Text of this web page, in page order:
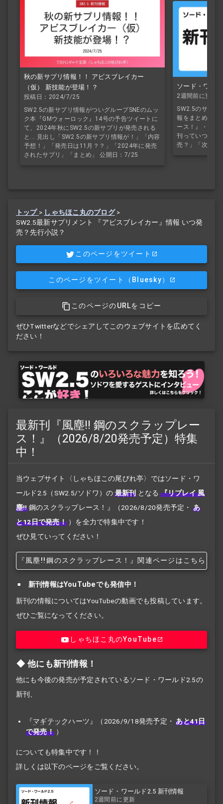
秋の新サプリ情報！！ アビスブレイカー
（仮） 新技能が登場！？
投稿日：2024/7/25
SW2.5の新サプリ情報がついグループSNEのムッ
ク本『GMウォーロック』14号の予告ツイートに
て、2024年秋にSW2.5の新サプリが発売される
と... 見出し「SW2.5の新サプリ情報が！」「内容
予想！」「発売日は11月？？」「2024年に発売
されたサプリ」「まとめ」 公開日：7/25
ソード・ワー
2週間前に更新
SW2.5のサプリ
報をまとめてい
ース！』・『マ
刊っていつ出る
売？」「次のサ
トップ > しゃちほこ丸のブログ>
SW2.5最新サプリメント 『アビスブレイカー』情報 いつ発
売？先行小説？
このページをツイート
このページをツイート （Bluesky）
このページのURLをコピー
ぜひTwitterなどでシェアしてこのウェブサイトを広めてく
ださい！
最新刊『風塵!! 鋼のスクラップレー
ス！』（2026/8/20発売予定）特集
中！
当ウェブサイト〈しゃちほこの尾びれ亭〉ではソード・ワ
ールド2.5（SW2.5/ソドワ）の 最新刊 となる 『リプレイ 風
塵!! 鋼のスクラップレース！』 （2026/8/20発売予定・ あ
と12日で発売！ ）を全力で特集中です！
ぜひ見ていってください！
『風塵!! 鋼のスクラップレース！』関連ページはこちら
新刊情報はYouTubeでも発信中！
新刊の情報についてはYouTubeの動画でも投稿しています。
ぜひご覧になってください。
しゃちほこ丸のYouTube
他にも新刊情報！
他にも今後の発売が予定されているソード・ワールド2.5の
新刊、
『マギテックハーツ』（2026/9/18発売予定・ あと41日
で発売！ ）
についても特集中です！！
詳しくは以下のページをご覧ください。
ソード・ワールド2.5 新刊情報
2週間前に更新